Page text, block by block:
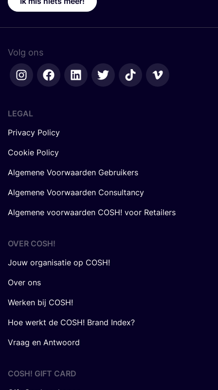
Volg ons
LEGAL
Privacy Policy
Cookie Policy
Algemene Voorwaarden Gebruikers
Algemene Voorwaarden Consultancy
Algemene voorwaarden COSH! voor Retailers
OVER COSH!
Jouw organisatie op COSH!
Over ons
Werken bij COSH!
Hoe werkt de COSH! Brand Index?
Vraag en Antwoord
COSH! GIFT CARD